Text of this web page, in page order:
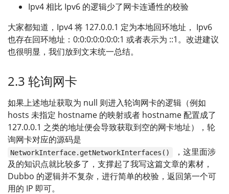
Ipv4 相比 Ipv6 的逻辑少了网卡连通性的校验
大家都知道，Ipv4 将 127.0.0.1 定为本地回环地址， Ipv6
也存在回环地址：0:0:0:0:0:0:0:1 或者表示为 ::1。改进建议
也很明显，我们放到文末统一总结。
2.3 轮询网卡
如果上述地址获取为 null 则进入轮询网卡的逻辑（例如
hosts 未指定 hostname 的映射或者 hostname 配置成了
127.0.0.1 之类的地址便会导致获取到空的网卡地址），轮
询网卡对应的源码是
NetworkInterface.getNetworkInterfaces()
，这里面涉
及的知识点就比较多了，支撑起了我写这篇文章的素材，
Dubbo 的逻辑并不复杂，进行简单的校验，返回第一个可
用的 IP 即可。